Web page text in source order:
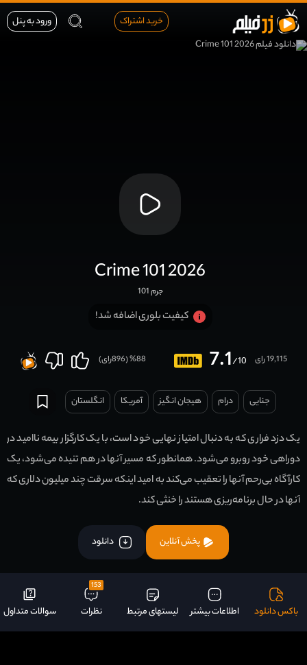
خرید اشتراک ورود به پنل
Crime 101 2026
جرم 101
کیفیت بلوری اضافه شد!
7.1/10 19,115 رای 88
% (
896رای)
جنایی درام هیجان انگیز آمریکا انگلستان
یک دزد فراری که به دنبال امتیاز نهایی خود است، با یک کارگزار بیمه ناامید در
دوراهی خود روبرو می‌شود. همانطور که مسیر آنها در هم تنیده می‌شود، یک
کارآگاه بی‌رحم آنها را تعقیب می‌کند به امید اینکه سرقت چند میلیون دلاری که
آنها در حال برنامه‌ریزی هستند را خنثی کند.
پخش آنلاین دانلود
باکس دانلود اطلاعات بیشتر لیستهای مرتبط
153
نظرات سوالات متداول